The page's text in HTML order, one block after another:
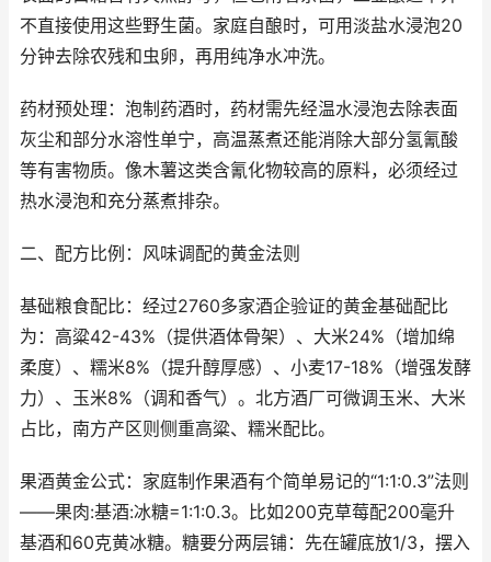
不直接使用这些野生菌。家庭自酿时，可用淡盐水浸泡20
分钟去除农残和虫卵，再用纯净水冲洗。
药材预处理：泡制药酒时，药材需先经温水浸泡去除表面
灰尘和部分水溶性单宁，高温蒸煮还能消除大部分氢氰酸
等有害物质。像木薯这类含氰化物较高的原料，必须经过
热水浸泡和充分蒸煮排杂。
二、配方比例：风味调配的黄金法则
基础粮食配比：经过2760多家酒企验证的黄金基础配比
为：高粱42-43%（提供酒体骨架）、大米24%（增加绵
柔度）、糯米8%（提升醇厚感）、小麦17-18%（增强发酵
力）、玉米8%（调和香气）。北方酒厂可微调玉米、大米
占比，南方产区则侧重高粱、糯米配比。
果酒黄金公式：家庭制作果酒有个简单易记的“1:1:0.3”法则
——果肉:基酒:冰糖=1:1:0.3。比如200克草莓配200毫升
基酒和60克黄冰糖。糖要分两层铺：先在罐底放1/3，摆入